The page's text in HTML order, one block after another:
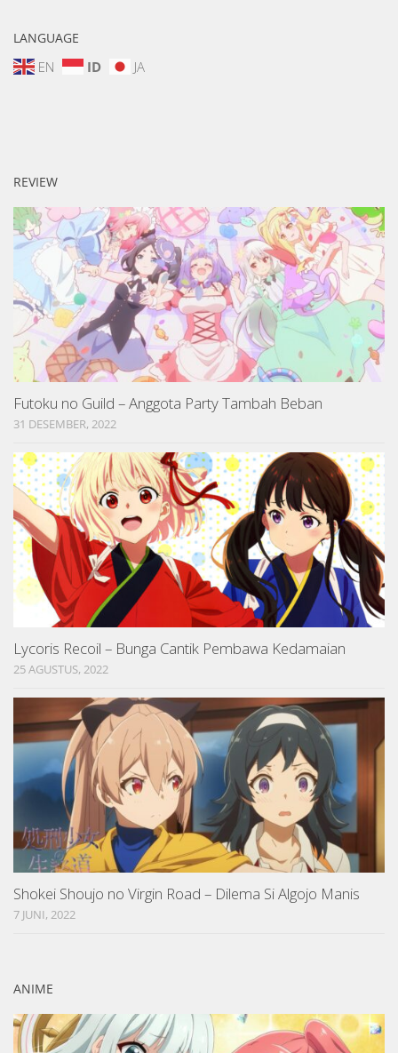
LANGUAGE
EN ID JA
REVIEW
Futoku no Guild – Anggota Party Tambah Beban
31 DESEMBER, 2022
Lycoris Recoil – Bunga Cantik Pembawa Kedamaian
25 AGUSTUS, 2022
Shokei Shoujo no Virgin Road – Dilema Si Algojo Manis
7 JUNI, 2022
ANIME